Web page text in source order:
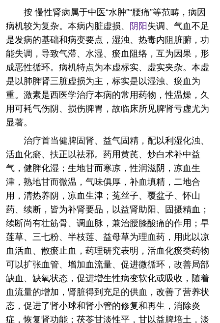
按 慢性肾病属于中医“水肿”“腰痛”等范畴，病因
病机较为复杂。本病内脏虚损、 阴阳失调、气血不足
是发病的基础和病变要点，湿浊、热毒内阻脏腑，功
能失调，导致气滞、水湿、瘀血阻络，互为因果，形
成恶性循环。病机特点为本虚标实、虚实夹杂。本虚
是以肺脾肾三脏虚损为主，标实是以湿浊、瘀血为
重。激素是西医学治疗本病的常用药物，性温燥，久
用可耗气伤阴、损伤脾胃，故临床所见脾肾亏虚尤为
显著。
治疗首当健脾固肾、益气固精，配以利湿化浊、
活血化瘀、扶正以祛邪。药用黄芪、炒白术补中益
气，健脾化湿；生地甘而寒凉，性润滋阴，凉血生
津，熟地甘而微温，气味俱厚，补血填精，二地合
用，清热养阴，凉血生津；菟丝子、覆盆子、怀山
药、续断，皆为补肾要品，以益肾助阳、固摄精血；
续断尚有壮筋骨、调血脉，兼治腰膝酸痛的作用；旱
莲草、三七粉、半枝莲、益母草为理血药，用此以凉
血活血、散瘀止血，药理研究表明，活血化瘀类药物
可以扩张血管、增加血流量、促进微循环，改善局部
缺血、缺氧状态，促进增生性病变软化或吸收，随着
血流量的增加，肾脏得到充足的供血，改善了营养状
态，促进了肾小球和肾小管的修复和再生，消除炎
症，恢复肾功能；茯苓甘淡性平，甘以益脾培土，淡